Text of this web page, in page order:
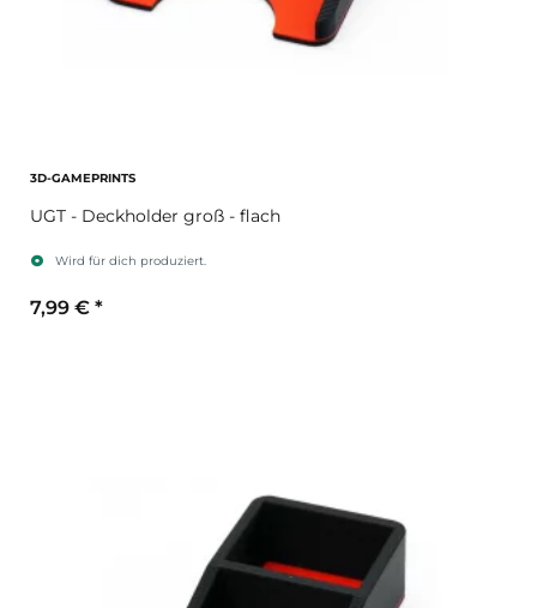
3D-GAMEPRINTS
UGT - Deckholder groß - flach
Wird für dich produziert.
7,99 € *